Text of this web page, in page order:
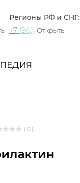
Регионы РФ и СНГ:
+7 (965) 420-10-10
Открыть
( 0 )